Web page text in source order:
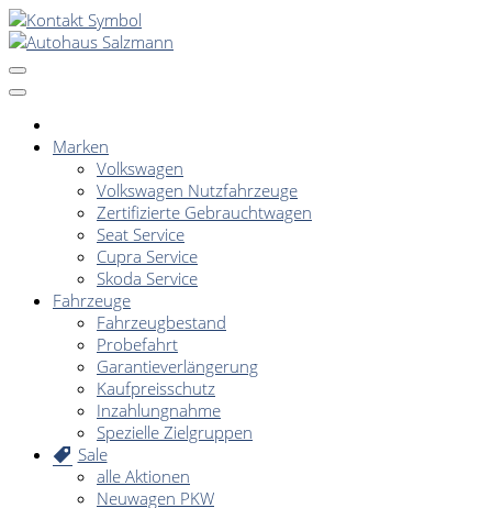
Marken
Volkswagen
Volkswagen Nutzfahrzeuge
Zertifizierte Gebrauchtwagen
Seat Service
Cupra Service
Skoda Service
Fahrzeuge
Fahrzeugbestand
Probefahrt
Garantieverlängerung
Kaufpreisschutz
Inzahlungnahme
Spezielle Zielgruppen
Sale
alle Aktionen
Neuwagen PKW